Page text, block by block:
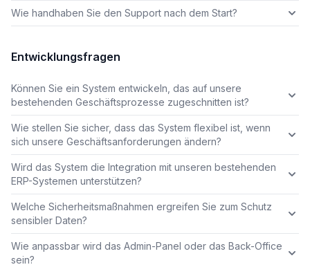
Wie handhaben Sie den Support nach dem Start?
Entwicklungsfragen
Können Sie ein System entwickeln, das auf unsere
bestehenden Geschäftsprozesse zugeschnitten ist?
Wie stellen Sie sicher, dass das System flexibel ist, wenn
sich unsere Geschäftsanforderungen ändern?
Wird das System die Integration mit unseren bestehenden
ERP-Systemen unterstützen?
Welche Sicherheitsmaßnahmen ergreifen Sie zum Schutz
sensibler Daten?
Wie anpassbar wird das Admin-Panel oder das Back-Office
sein?